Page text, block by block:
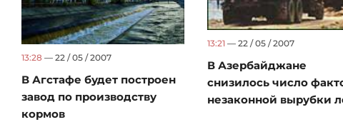
13:28 — 22 / 05 / 2007
В Агстафе будет построен
завод по производству
кормов
13:21 — 22 / 05 / 2007
В Азербайджане
снизилось число
незаконной вырубки